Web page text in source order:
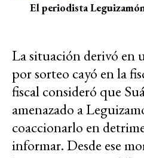
El periodista
La situación derivó en
por sorteo cayó en la
fiscal consideró que
amenazado a
coaccionarlo en
informar. Desde ese